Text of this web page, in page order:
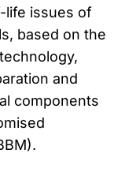
life issues of
based on the
and
components